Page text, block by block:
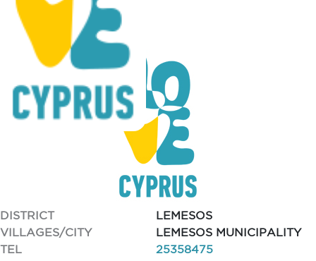
CINEMA
CINEMA
DISTRICT
LEMESOS
VILLAGES/CITY
LEMESOS MUNICIPALITY
TEL
25358475